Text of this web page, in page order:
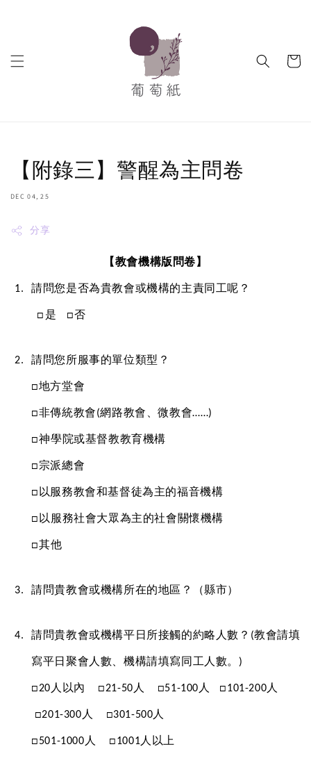
【附錄三】警醒為主問卷
DEC 04, 25
分享
【教會機構版問卷】
請問您是否為貴教會或機構的主責同工呢？
□是   □否
請問您所服事的單位類型？
□地方堂會 
□非傳統教會(網路教會、微教會……)
□神學院或基督教教育機構
□宗派總會
□以服務教會和基督徒為主的福音機構
□以服務社會大眾為主的社會關懷機構
□其他
請問貴教會或機構所在的地區？（縣市）
請問貴教會或機構平日所接觸的約略人數？(教會請填
寫平日聚會人數、機構請填寫同工人數。)
□20人以內    □21-50人    □51-100人   □101-200人
□201-300人    □301-500人
□501-1000人    □1001人以上